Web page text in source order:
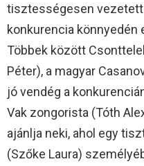
tisztességesen vezetett
konkurencia könnyedén
Többek között
Péter), a magyar
jó vendég a
Vak zongorista (Tóth
ajánlja neki, ahol egy
(Szőke Laura)